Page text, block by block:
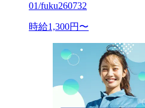
01/fuku260732
時給1,300円〜